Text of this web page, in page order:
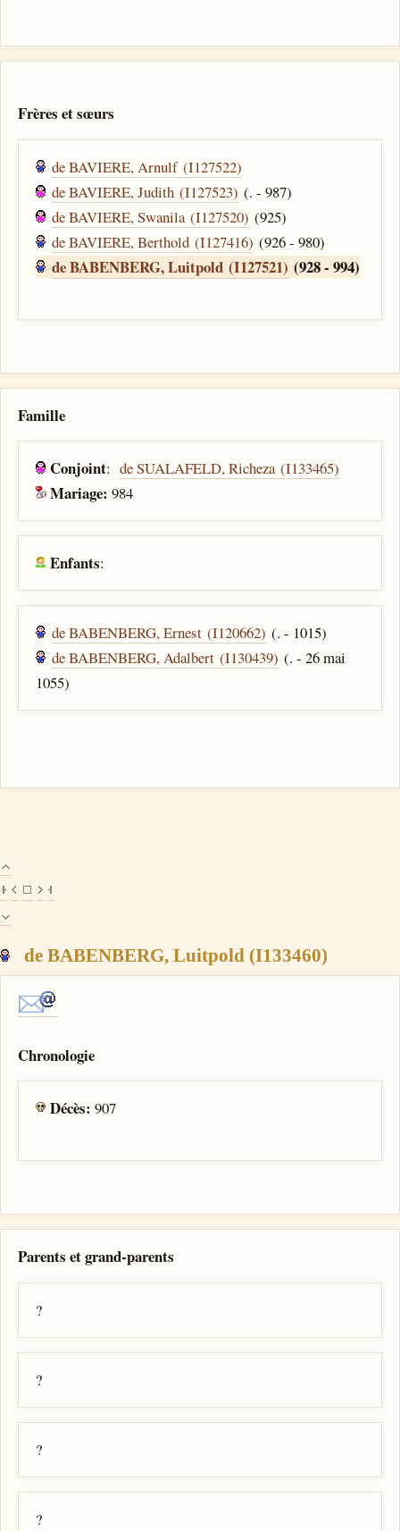
Frères et sœurs
de BAVIERE, Arnulf (I127522)
de BAVIERE, Judith (I127523) (. - 987)
de BAVIERE, Swanila (I127520) (925)
de BAVIERE, Berthold (I127416) (926 - 980)
de BABENBERG, Luitpold (I127521) (928 - 994)
Famille
Conjoint:de SUALAFELD, Richeza (I133465)
Mariage:984
Enfants:
de BABENBERG, Ernest (I120662) (. - 1015)
de BABENBERG, Adalbert (I130439) (. - 26 mai
1055)
de BABENBERG, Luitpold (I133460)
Chronologie
Décès:907
Parents et grand-parents
?
?
?
?